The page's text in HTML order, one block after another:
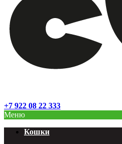
+7 922 08 22 333
Меню
Кошки